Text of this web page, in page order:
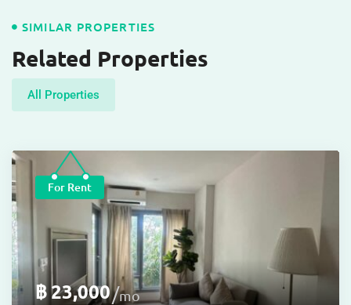
SIMILAR PROPERTIES
Related Properties
All Properties
For Rent
฿23,000 mo